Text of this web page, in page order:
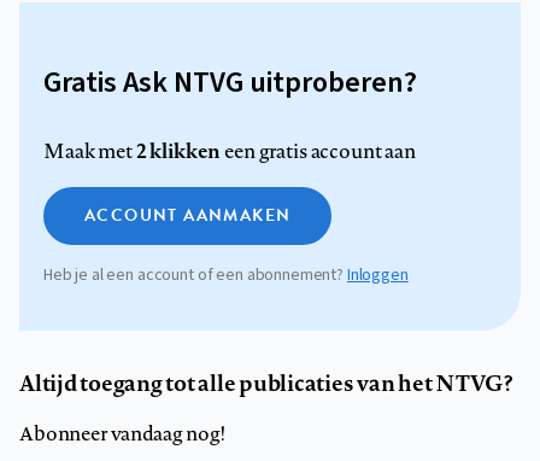
Gratis Ask NTVG uitproberen?
Maak met2 klikkeneen gratis account aan
ACCOUNT AANMAKEN
Heb je al een account of een abonnement? Inloggen
Altijd toegang tot alle publicaties van het NTVG?
Abonneer vandaag nog!